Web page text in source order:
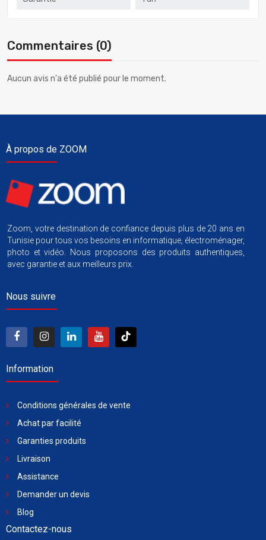
Commentaires (0)
Aucun avis n'a été publié pour le moment.
À propos de ZOOM
Zoom, votre destination de confiance depuis plus de 20 ans en
Tunisie pour tous vos besoins en informatique, électroménager,
photo et vidéo. Nous proposons des produits authentiques,
avec garantie et aux meilleurs prix.
Nous suivre
Information
Conditions générales de vente
Achat par facilité
Garanties produits
Livraison
Assistance
Demander un devis
Blog
Contactez-nous